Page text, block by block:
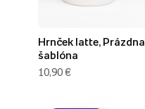
Hrnček latte, Prázdna
šablóna
10,90 €